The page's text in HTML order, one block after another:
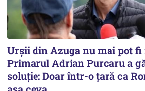
Urșii din Azuga nu mai pot fi
Primarul Adrian Purcaru a
soluție: Doar într-o țară ca
așa ceva